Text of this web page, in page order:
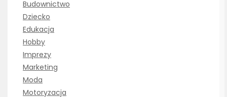
Budownictwo
Dziecko
Edukacja
Hobby
Imprezy
Marketing
Moda
Motoryzacja